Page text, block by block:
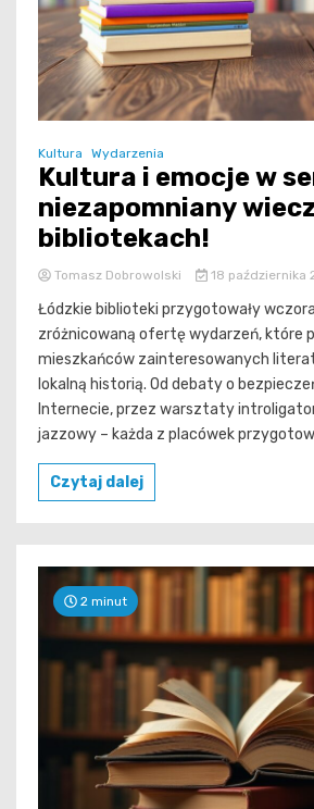
Kultura Wydarzenia
Kultura i emocje w
niezapomniany
bibliotekach!
Tomasz Dobrowolski 18 października
Łódzkie biblioteki przygotowały
zróżnicowaną ofertę wydarzeń, które
mieszkańców zainteresowanych
lokalną historią. Od debaty o
Internecie, przez warsztaty
jazzowy – każda z placówek
Czytaj dalej
2 minut